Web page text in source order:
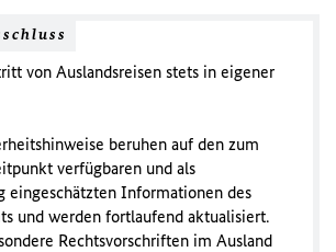
von Auslandsreisen stets in eigener
beruhen auf den zum
verfügbaren und als
eingeschätzten Informationen des
und werden fortlaufend aktualisiert.
Rechtsvorschriften im Ausland